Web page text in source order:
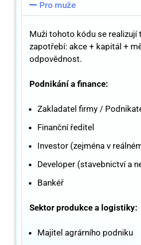
Pro muže
Muži tohoto kódu se realizují
zapotřebí: akce + kapitál +
odpovědnost.
Podnikání a finance:
Zakladatel firmy /
Finanční ředitel
Investor (zejména v
Developer (stavebnictví a
Bankéř
Sektor produkce a logistiky:
Majitel agrárního podniku